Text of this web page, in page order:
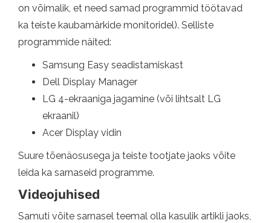
on võimalik, et need samad programmid töötavad
ka teiste kaubamärkide monitoridel). Selliste
programmide näited:
Samsung Easy seadistamiskast
Dell Display Manager
LG 4-ekraaniga jagamine (või lihtsalt LG
ekraanil)
Acer Display vidin
Suure tõenäosusega ja teiste tootjate jaoks võite
leida ka sarnaseid programme.
Videojuhised
Samuti võite sarnasel teemal olla kasulik artikli jaoks,